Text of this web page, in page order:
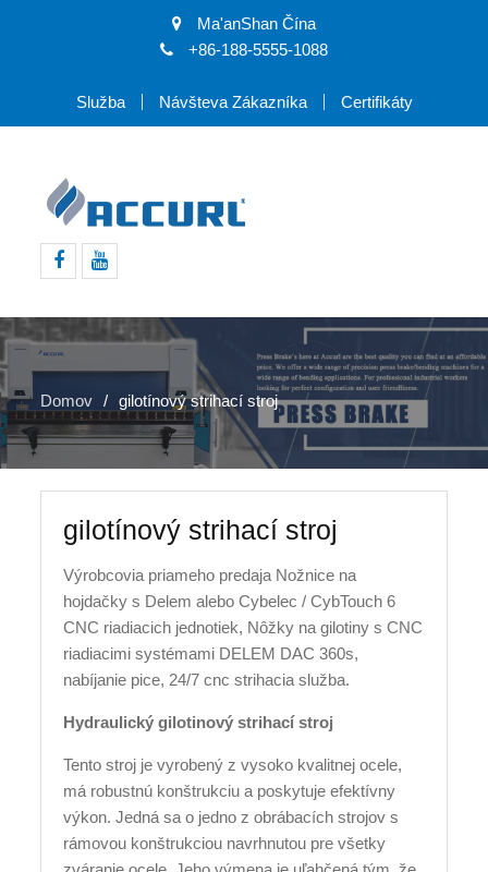
Ma'anShan Čína
+86-188-5555-1088
Služba Návšteva Zákazníka Certifikáty
Domov gilotínový strihací stroj
gilotínový strihací stroj
Výrobcovia priameho predaja Nožnice na
hojdačky s Delem alebo Cybelec / CybTouch 6
CNC riadiacich jednotiek, Nôžky na gilotiny s CNC
riadiacimi systémami DELEM DAC 360s,
nabíjanie pice, 24/7 cnc strihacia služba.
Hydraulický gilotinový strihací stroj
Tento stroj je vyrobený z vysoko kvalitnej ocele,
má robustnú konštrukciu a poskytuje efektívny
výkon. Jedná sa o jedno z obrábacích strojov s
rámovou konštrukciou navrhnutou pre všetky